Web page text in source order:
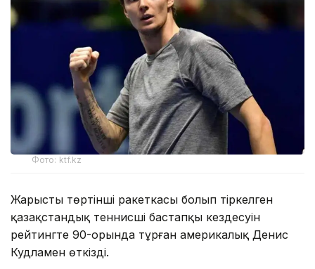
Фото: ktf.kz
Жарыстың төртінші ракеткасы болып тіркелген
қазақстандық теннисші бастапқы кездесуін
рейтингте 90-орында тұрған америкалық Денис
Кудламен өткізді.